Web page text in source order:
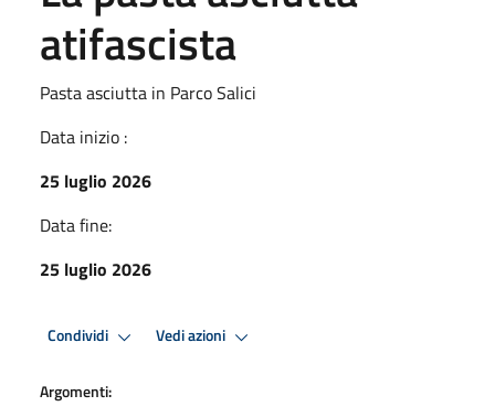
atifascista
Pasta asciutta in Parco Salici
Data inizio :
25 luglio 2026
Data fine:
25 luglio 2026
Condividi Vedi azioni
Argomenti: